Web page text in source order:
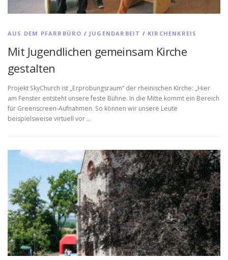
AUS DEM PFARRBÜRO / JUGENDARBEIT / KIRCHENKREIS
Mit Jugendlichen gemeinsam Kirche
gestalten
Projekt SkyChurch ist „Erprobungsraum“ der rheinischen Kirche: „Hier
am Fenster entsteht unsere feste Bühne. In die Mitte kommt ein Bereich
für Greenscreen-Aufnahmen. So können wir unsere Leute
beispielsweise virtuell vor …